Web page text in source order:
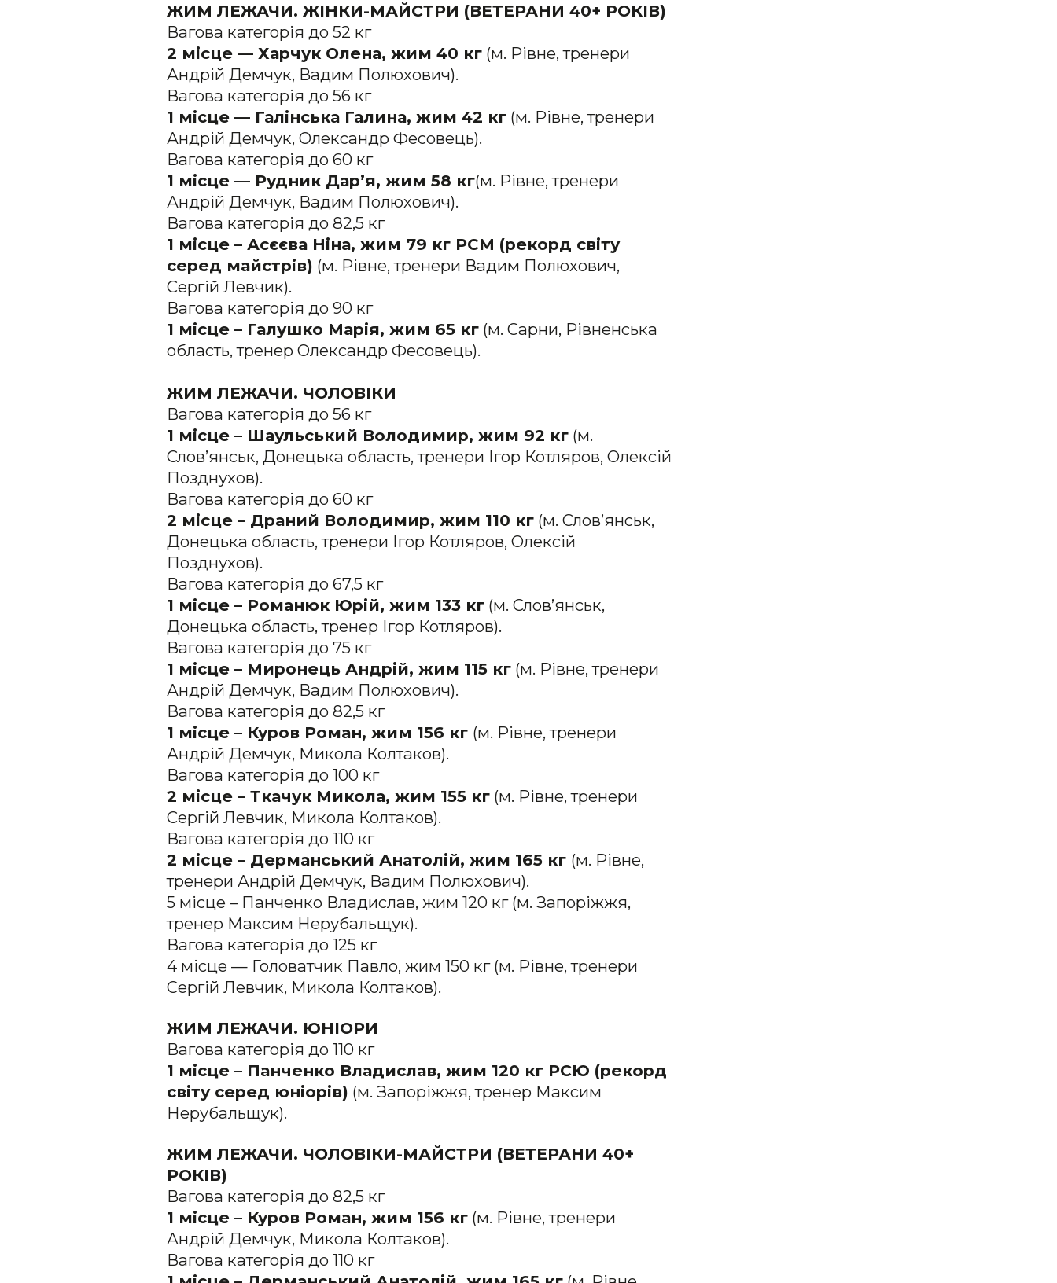
ЖИМ ЛЕЖАЧИ. ЖІНКИ-МАЙСТРИ (ВЕТЕРАНИ 40+ РОКІВ)
Вагова категорія до 52 кг
2 місце — Харчук Олена, жим 40 кг (м. Рівне, тренери
Андрій Демчук, Вадим Полюхович).
Вагова категорія до 56 кг
1 місце — Галінська Галина, жим 42 кг (м. Рівне, тренери
Андрій Демчук, Олександр Фесовець).
Вагова категорія до 60 кг
1 місце — Рудник Дар’я, жим 58 кг(м. Рівне, тренери
Андрій Демчук, Вадим Полюхович).
Вагова категорія до 82,5 кг
1 місце – Асєєва Ніна, жим 79 кг РСМ (рекорд світу
серед майстрів) (м. Рівне, тренери Вадим Полюхович,
Сергій Левчик).
Вагова категорія до 90 кг
1 місце – Галушко Марія, жим 65 кг (м. Сарни, Рівненська
область, тренер Олександр Фесовець).
ЖИМ ЛЕЖАЧИ. ЧОЛОВІКИ
Вагова категорія до 56 кг
1 місце – Шаульський Володимир, жим 92 кг (м.
Слов’янськ, Донецька область, тренери Ігор Котляров, Олексій
Позднухов).
Вагова категорія до 60 кг
2 місце – Драний Володимир, жим 110 кг (м. Слов’янськ,
Донецька область, тренери Ігор Котляров, Олексій
Позднухов).
Вагова категорія до 67,5 кг
1 місце – Романюк Юрій, жим 133 кг (м. Слов’янськ,
Донецька область, тренер Ігор Котляров).
Вагова категорія до 75 кг
1 місце – Миронець Андрій, жим 115 кг (м. Рівне, тренери
Андрій Демчук, Вадим Полюхович).
Вагова категорія до 82,5 кг
1 місце – Куров Роман, жим 156 кг (м. Рівне, тренери
Андрій Демчук, Микола Колтаков).
Вагова категорія до 100 кг
2 місце – Ткачук Микола, жим 155 кг (м. Рівне, тренери
Сергій Левчик, Микола Колтаков).
Вагова категорія до 110 кг
2 місце – Дерманський Анатолій, жим 165 кг (м. Рівне,
тренери Андрій Демчук, Вадим Полюхович).
5 місце – Панченко Владислав, жим 120 кг (м. Запоріжжя,
тренер Максим Нерубальщук).
Вагова категорія до 125 кг
4 місце — Головатчик Павло, жим 150 кг (м. Рівне, тренери
Сергій Левчик, Микола Колтаков).
ЖИМ ЛЕЖАЧИ. ЮНІОРИ
Вагова категорія до 110 кг
1 місце – Панченко Владислав, жим 120 кг РСЮ (рекорд
світу серед юніорів) (м. Запоріжжя, тренер Максим
Нерубальщук).
ЖИМ ЛЕЖАЧИ. ЧОЛОВІКИ-МАЙСТРИ (ВЕТЕРАНИ 40+
РОКІВ)
Вагова категорія до 82,5 кг
1 місце – Куров Роман, жим 156 кг (м. Рівне, тренери
Андрій Демчук, Микола Колтаков).
Вагова категорія до 110 кг